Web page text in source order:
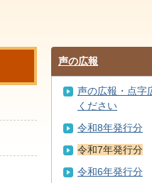
声の広報
声の広報・点字
ください
令和8年発行分
令和7年発行分
令和6年発行分